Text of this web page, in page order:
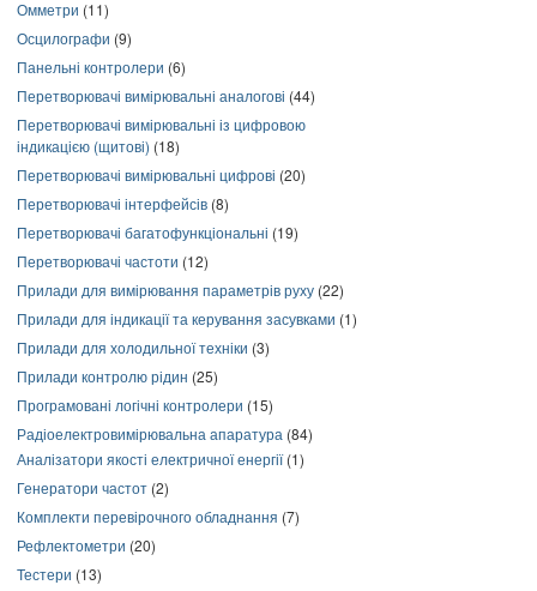
Омметри (11)
Осцилографи (9)
Панельні контролери (6)
Перетворювачі вимірювальні аналогові (44)
Перетворювачі вимірювальні із цифровою
індикацією (щитові) (18)
Перетворювачі вимірювальні цифрові (20)
Перетворювачі інтерфейсів (8)
Перетворювачі багатофункціональні (19)
Перетворювачі частоти (12)
Прилади для вимірювання параметрів руху (22)
Прилади для індикації та керування засувками (1)
Прилади для холодильної техніки (3)
Прилади контролю рідин (25)
Програмовані логічні контролери (15)
Радіоелектровимірювальна апаратура (84)
Аналізатори якості електричної енергії(1)
Генератори частот (2)
Комплекти перевірочного обладнання (7)
Рефлектометри (20)
Тестери (13)